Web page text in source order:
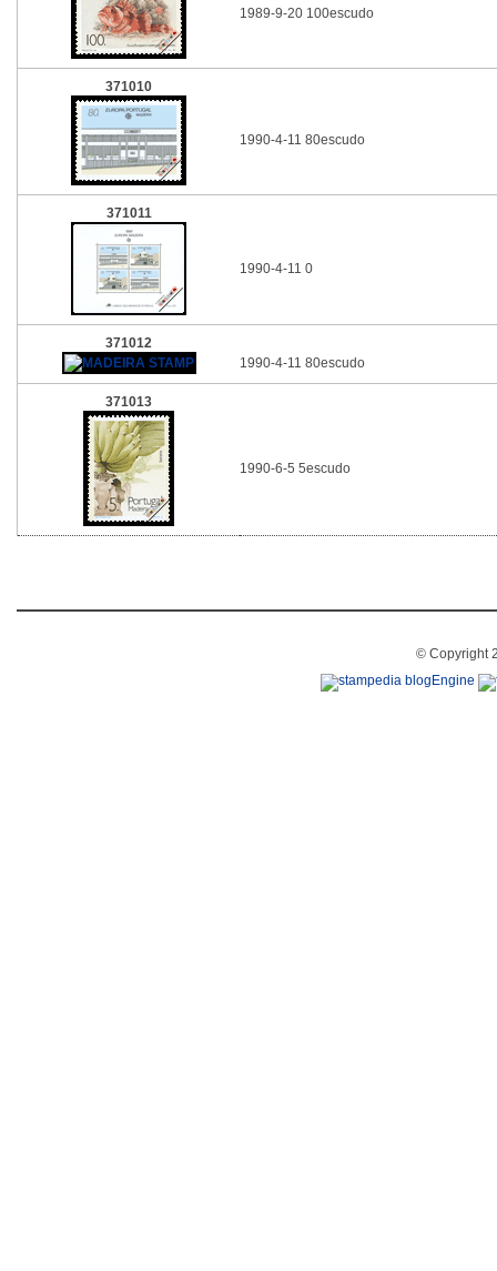
1989-9-20 100escudo
371010
1990-4-11 80escudo
371011
1990-4-11 0
371012
1990-4-11 80escudo
371013
1990-6-5 5escudo
© Copyright